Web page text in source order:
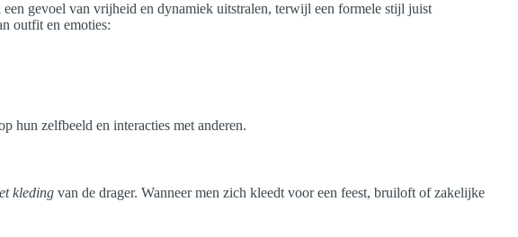
gevoel van vrijheid en dynamiek uitstralen, terwijl een formele stijl juist
outfit en emoties:
hun zelfbeeld en interacties met anderen.
kleding van de drager. Wanneer men zich kleedt voor een feest, bruiloft of zakelijke